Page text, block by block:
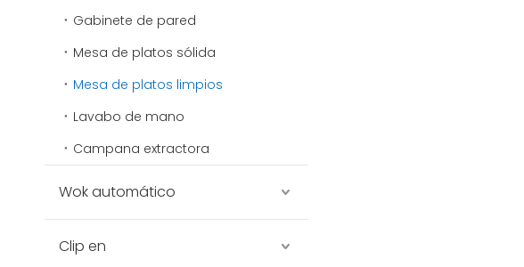
Gabinete de pared
Mesa de platos sólida
Mesa de platos limpios
Lavabo de mano
Campana extractora
Wok automático
Clip en